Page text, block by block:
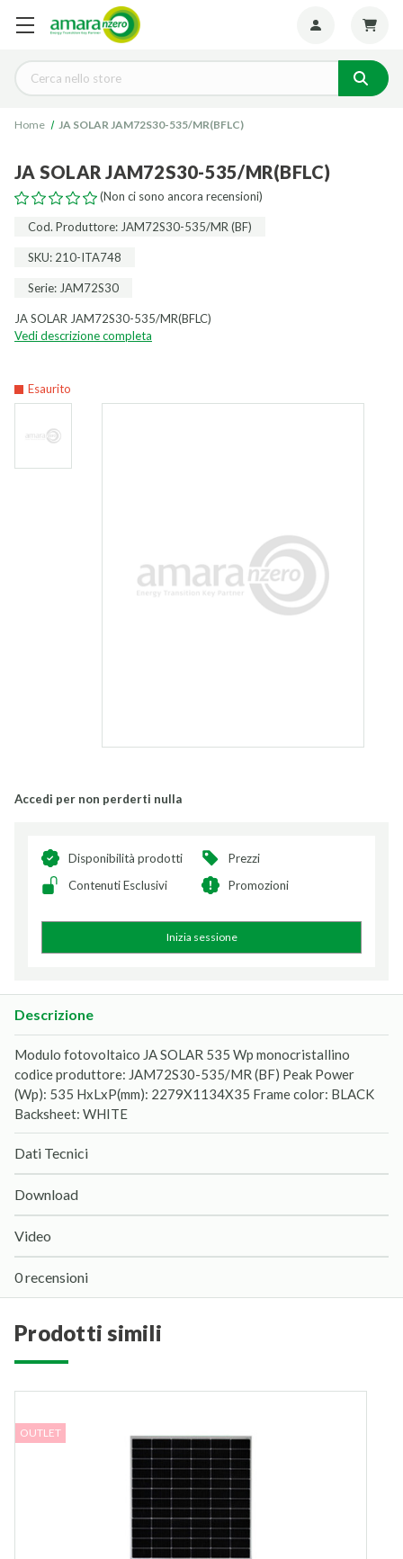
Cerca
Home JA SOLAR JAM72S30-535/MR(BFLC)
JA SOLAR JAM72S30-535/MR(BFLC)
(Non ci sono ancora recensioni)
Cod. Produttore: JAM72S30-535/MR (BF)
SKU: 210-ITA748
Serie: JAM72S30
JA SOLAR JAM72S30-535/MR(BFLC)
Vedi descrizione completa
Esaurito
Accedi per non perderti nulla
Disponibilità prodotti
Prezzi
Contenuti Esclusivi
Promozioni
Inizia sessione
Descrizione
Modulo fotovoltaico JA SOLAR 535 Wp monocristallino
codice produttore: JAM72S30-535/MR (BF) Peak Power
(Wp): 535 HxLxP(mm): 2279X1134X35 Frame color: BLACK
Backsheet: WHITE
Dati Tecnici
Download
Video
0 recensioni
prodotti simili
OUTLET